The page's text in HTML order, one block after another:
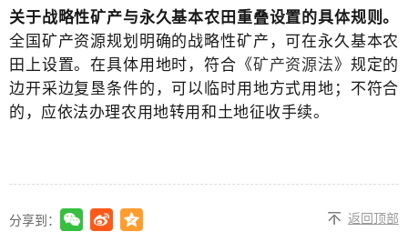
关于战略性矿产与永久基本农田重叠设置的具体规则。
全国矿产资源规划明确的战略性矿产，可在永久基本农
田上设置。在具体用地时，符合《矿产资源法》规定的
边开采边复垦条件的，可以临时用地方式用地；不符合
的，应依法办理农用地转用和土地征收手续。
分享到： 返回顶部